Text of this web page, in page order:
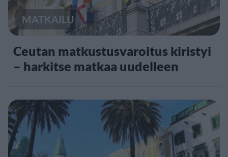
MATKAILU
Ceutan matkustusvaroitus kiristyi
– harkitse matkaa uudelleen